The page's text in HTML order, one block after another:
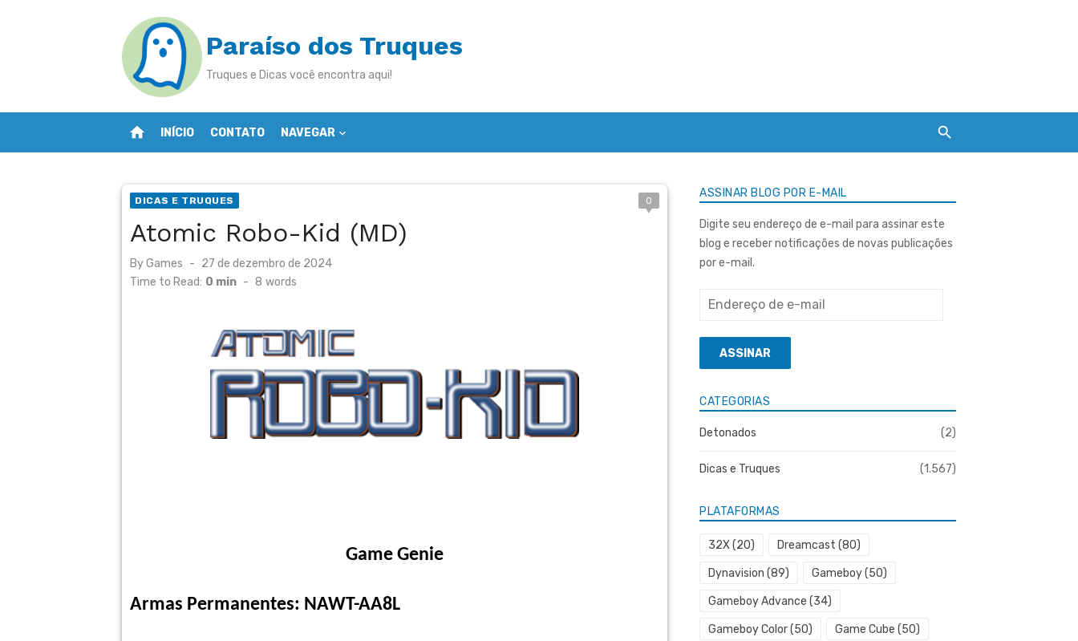
Paraíso dos Truques
Truques e Dicas você encontra aqui!
home INÍCIO CONTATO NAVEGAR
DICAS E TRUQUES 0
Atomic Robo-Kid (MD)
ByGames
Posted
on
27 de dezembro de 2024
Time to Read: 0 min - 8 words
Game Genie
Armas Permanentes: NAWT-AA8L
ASSINAR BLOG POR E-MAIL
Digite seu endereço de e-mail para assinar este
blog e receber notificações de novas publicações
por e-mail.
Endereço
e-
mailASSINAR
CATEGORIAS
Detonados (2)
Dicas e Truques (1.567)
PLATAFORMAS
32X(20) Dreamcast (80)
Dynavision (89) Gameboy(50)
Gameboy Advance (34)
Gameboy Color(50) Game Cube (50)